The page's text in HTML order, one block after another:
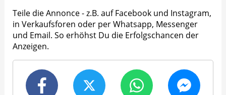
Teile die Annonce - z.B. auf Facebook und Instagram,
in Verkaufsforen oder per Whatsapp, Messenger
und Email. So erhöhst Du die Erfolgschancen der
Anzeigen.